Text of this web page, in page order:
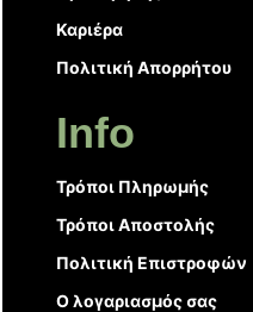
Καριέρα
Πολιτική Απορρήτου
Info
Τρόποι Πληρωμής
Τρόποι Αποστολής
Πολιτική Επιστροφών
Ο λογαριασμός σας